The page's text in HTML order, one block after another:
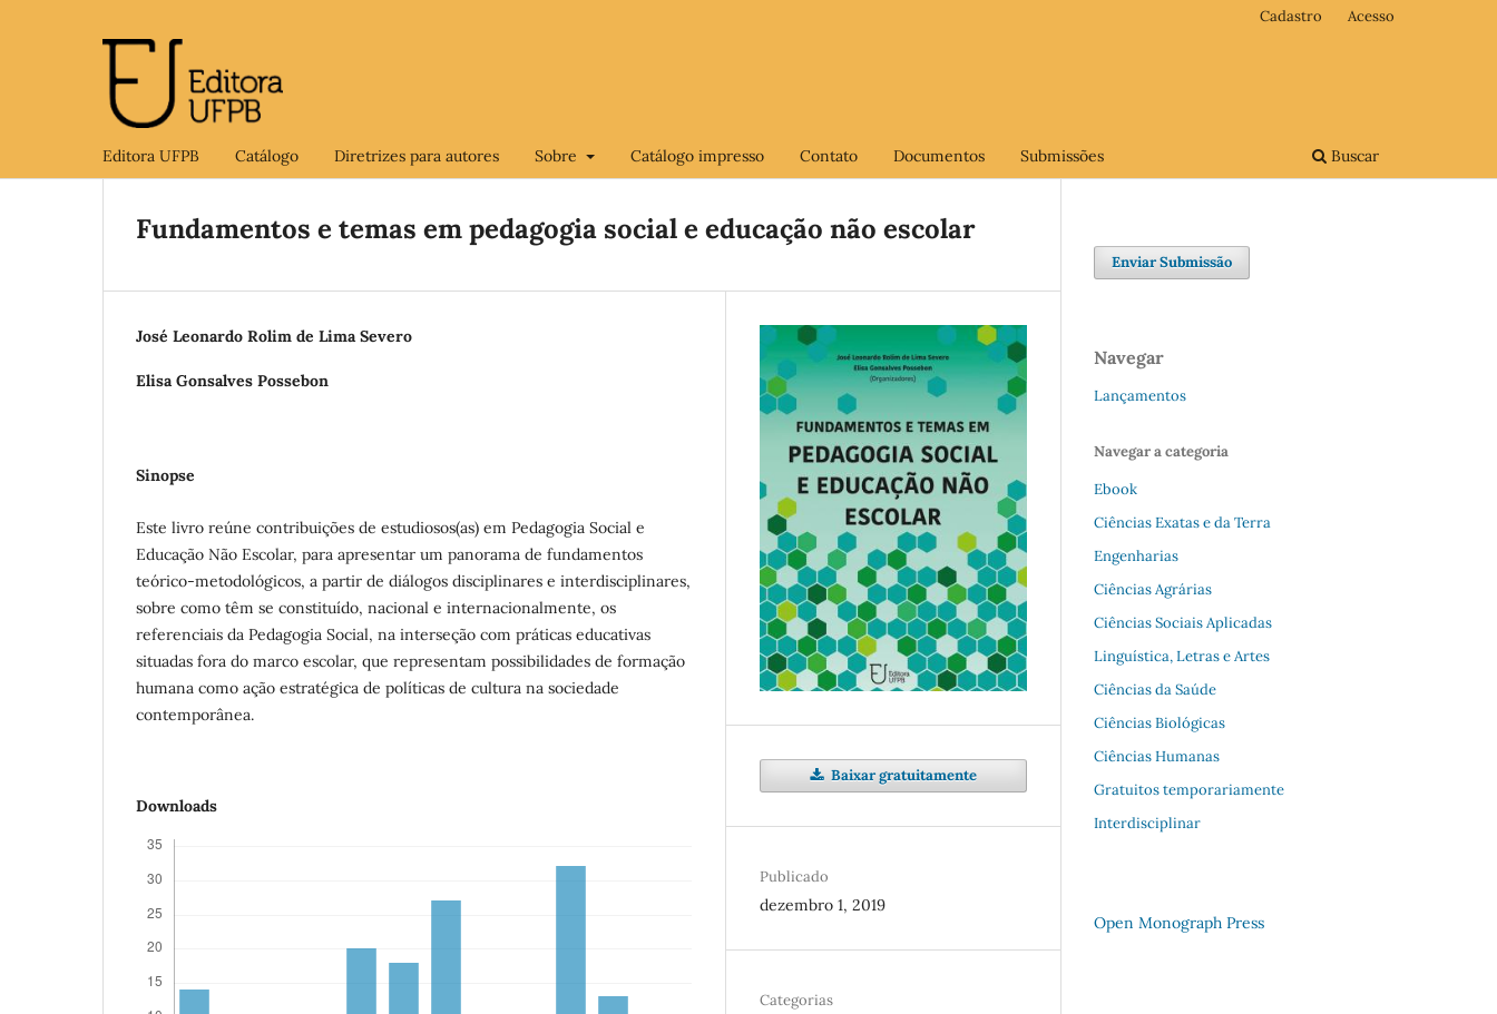
Editora UFPB Catálogo Diretrizes para autores Sobre Catálogo impresso Contato Documentos Submissões Buscar
Cadastro Acesso
Fundamentos e temas em pedagogia social e educação não escolar
José Leonardo Rolim de Lima Severo
Elisa Gonsalves Possebon
Sinopse
Este livro reúne contribuições de estudiosos(as) em Pedagogia Social e
Educação Não Escolar, para apresentar um panorama de fundamentos
teórico-metodológicos, a partir de diálogos disciplinares e interdisciplinares,
sobre como têm se constituído, nacional e internacionalmente, os
referenciais da Pedagogia Social, na interseção com práticas educativas
situadas fora do marco escolar, que representam possibilidades de formação
humana como ação estratégica de políticas de cultura na sociedade
contemporânea.
Downloads
Baixar gratuitamente
Publicado
dezembro 1, 2019
Categorias
Enviar Submissão
Navegar
Lançamentos
Navegar a categoria
Ebook
Ciências Exatas e da Terra
Engenharias
Ciências Agrárias
Ciências Sociais Aplicadas
Linguística, Letras e Artes
Ciências da Saúde
Ciências Biológicas
Ciências Humanas
Gratuitos temporariamente
Interdisciplinar
Open Monograph Press